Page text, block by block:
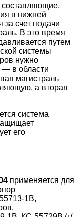
в нижней
счет подачи
В это время
путем
системы
нужно
— в области
магистраль
а вторая
система
его
применяется для
1В,